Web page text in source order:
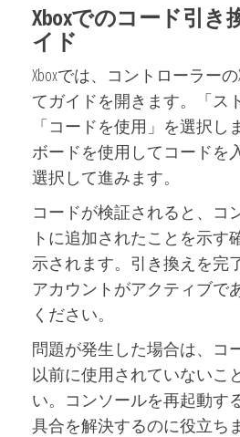
Xboxでのコード引き
イド
Xboxでは、コントローラー
てガイドを開きます。「ス
「コードを使用」を選択し
ボードを使用してコードを
選択して進みます。
コードが検証されると、コ
トに追加されたことを示す
示されます。引き換えを完了
アカウントがアクティブで
ください。
問題が発生した場合は、コ
以前に使用されていないこ
い。コンソールを再起動す
具合を解決するのに役立ち